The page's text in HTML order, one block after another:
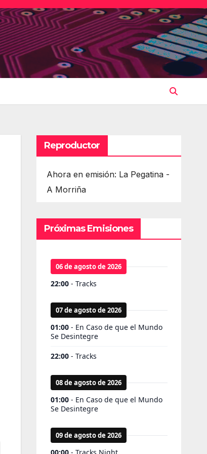
Reproductor
Ahora en emisión: La Pegatina -
A Morriña
Próximas Emisiones